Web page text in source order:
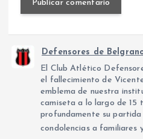
Defensores de
El Club Atlético
el fallecimiento de
emblema de nuestra
camiseta a lo largo de 15
profundamente su partida
condolencias a familiares